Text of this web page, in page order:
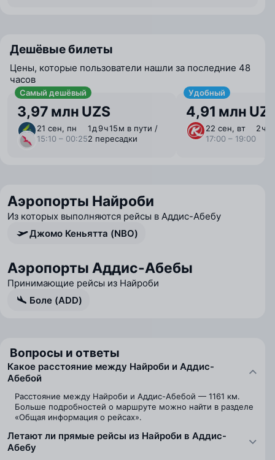
Дешёвые билеты
Цены, которые пользователи нашли за последние 48
часов
Самый дешёвый
3,97 млн UZS
21 сен, пн
15:10 – 00:25
1 ⁠д 9 ⁠ч 15 ⁠м в пути /
2 пересадки
Удобный
4,91 млн
22 сен, вт
17:00 – 19:00
2 ⁠ч
Аэропорты Найроби
Из которых выполняются рейсы в Аддис-Абебу
Джомо Кеньятта (NBO)
Аэропорты Аддис-Абебы
Принимающие рейсы из Найроби
Боле (ADD)
Вопросы и ответы
Какое расстояние между Найроби и Аддис-
Абебой
Расстояние между Найроби и Аддис-Абебой — 1161 км.
Больше подробностей о маршруте можно найти в разделе
«Общая информация о рейсах».
Летают ли прямые рейсы из Найроби в Аддис-
Абебу